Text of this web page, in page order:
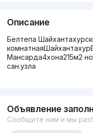
Описание
Белтепа
Мансарда4хона215м2
сан.узла
Объявление
Сообщите нам и мы